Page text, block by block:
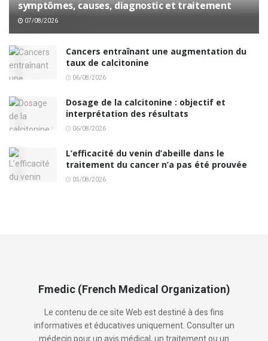
symptômes, causes, diagnostic et traitement
07/08/2026
Cancers entraînant une augmentation du
taux de calcitonine
06/08/2026
Dosage de la calcitonine : objectif et
interprétation des résultats
06/08/2026
L’efficacité du venin d’abeille dans le
traitement du cancer n’a pas été prouvée
05/08/2026
Fmedic (French Medical Organization)
Le contenu de ce site Web est destiné à des fins
informatives et éducatives uniquement. Consulter un
médecin pour un avis médical, un traitement ou un